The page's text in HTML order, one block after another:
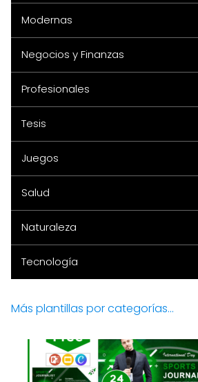
Modernas
Negocios y Finanzas
Profesionales
Tesis
Juegos
Salud
Naturaleza
Tecnología
Más plantillas por categorías...